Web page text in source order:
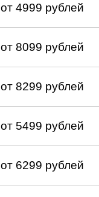
от 4999 рублей
от 8099 рублей
от 8299 рублей
от 5499 рублей
от 6299 рублей